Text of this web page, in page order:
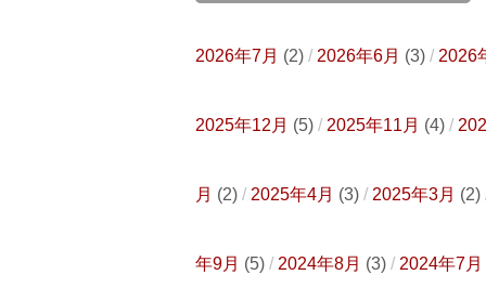
2026年7月 (2) 2026年6月 (3) 2026
2025年12月 (5) 2025年11月 (4)
月 (2) 2025年4月 (3) 2025年3月 (2)
年9月 (5) 2024年8月 (3) 2024年7月